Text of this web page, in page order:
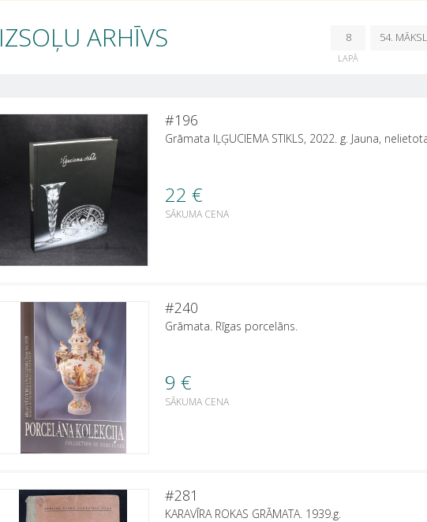
IZSOĻU ARHĪVS 8
LAPĀ
54.
NO
#196
Grāmata IĻĢUCIEMA STIKLS, 2022. g. Jauna,
22 €
SĀKUMA CENA
#240
Grāmata. Rīgas porcelāns.
9 €
SĀKUMA CENA
#281
KARAVĪRA ROKAS GRĀMATA. 1939.g.